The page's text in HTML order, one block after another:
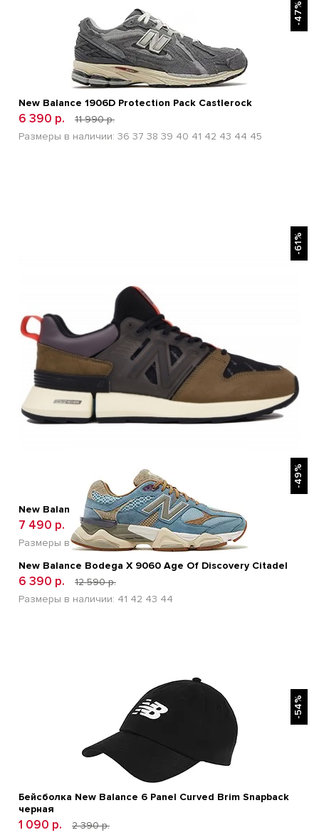
-47%
New Balance 1906D Protection Pack Castlerock
6 390 р.
11 990 р.
Размеры в наличии: 36 37 38 39 40 41 42 43 44 45
-61%
New Balance Tokyo Design Studio R-C2
7 490 р.
18 990 р.
Размеры в наличии:41 42 43 44 45
-49%
New Balance Bodega X 9060 Age Of Discovery Citadel
6 390 р.
12 590 р.
Размеры в наличии: 41 42 43 44
БЫСТРЫЙ ПРОСМОТР
-54%
Бейсболка New Balance 6 Panel Curved Brim Snapback
черная
1 090 р.
2 390 р.